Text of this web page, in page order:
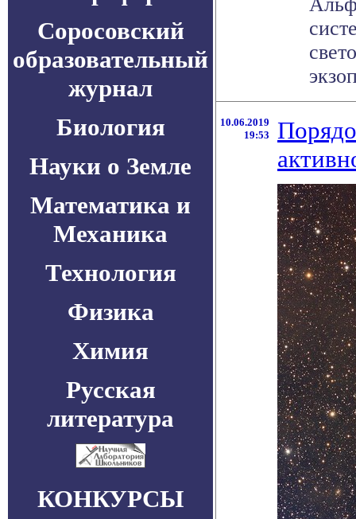
Соросовский
образовательный
журнал
Биология
Науки о Земле
Математика и
Механика
Технология
Физика
Химия
Русская
литература
КОНКУРСЫ
10.06.2019
19:53